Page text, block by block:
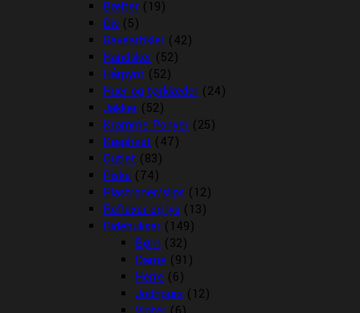
Bælter (19)
Div (5)
Gaveartikler (42)
Handsker (52)
Hårpynt (52)
Huer og tørklæder (24)
Jakker (52)
Kramme Ponyer (25)
Kæphest (47)
Outlet (83)
Piske (74)
Plastroner/slips (12)
Reflexer og lys (13)
Ridebukser (149)
Børn (32)
Dame (91)
Herre (6)
Jodhpurs (12)